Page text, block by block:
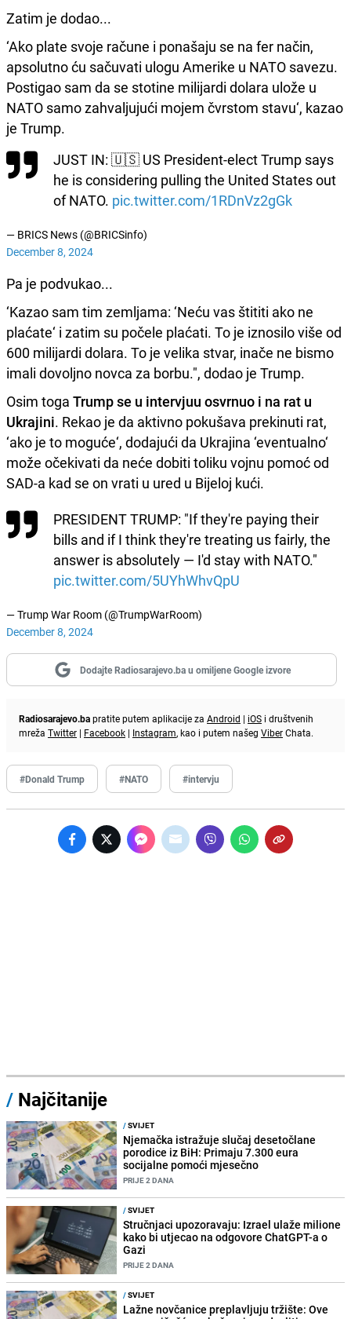
Zatim je dodao...
‘Ako plate svoje račune i ponašaju se na fer način,
apsolutno ću sačuvati ulogu Amerike u NATO savezu.
Postigao sam da se stotine milijardi dolara ulože u
NATO samo zahvaljujući mojem čvrstom stavu‘, kazao
je Trump.
JUST IN: 🇺🇸 US President-elect Trump says
he is considering pulling the United States out
of NATO. pic.twitter.com/1RDnVz2gGk
— BRICS News (@BRICSinfo)
December 8, 2024
Pa je podvukao...
‘Kazao sam tim zemljama: ‘Neću vas štititi ako ne
plaćate‘ i zatim su počele plaćati. To je iznosilo više od
600 milijardi dolara. To je velika stvar, inače ne bismo
imali dovoljno novca za borbu.", dodao je Trump.
Osim toga Trump se u intervjuu osvrnuo i na rat u
Ukrajini. Rekao je da aktivno pokušava prekinuti rat,
‘ako je to moguće‘, dodajući da Ukrajina ‘eventualno‘
može očekivati ​​da neće dobiti toliku vojnu pomoć od
SAD-a kad se on vrati u ured u Bijeloj kući.
PRESIDENT TRUMP: "If they're paying their
bills and if I think they're treating us fairly, the
answer is absolutely — I'd stay with NATO."
pic.twitter.com/5UYhWhvQpU
— Trump War Room (@TrumpWarRoom)
December 8, 2024
Dodajte Radiosarajevo.ba u omiljene Google izvore
Radiosarajevo.bapratite putem aplikacije za Android | iOS i društvenih
mreža Twitter | Facebook | Instagram, kao i putem našeg ViberChata.
#Donald Trump #NATO #intervju
/ Najčitanije
/SVIJET
Njemačka istražuje slučaj desetočlane
porodice iz BiH: Primaju 7.300 eura
socijalne pomoći mjesečno
PRIJE 2 DANA
/SVIJET
Stručnjaci upozoravaju: Izrael ulaže milione
kako bi utjecao na odgovore ChatGPT-a o
Gazi
PRIJE 2 DANA
/SVIJET
Lažne novčanice preplavljuju tržište: Ove